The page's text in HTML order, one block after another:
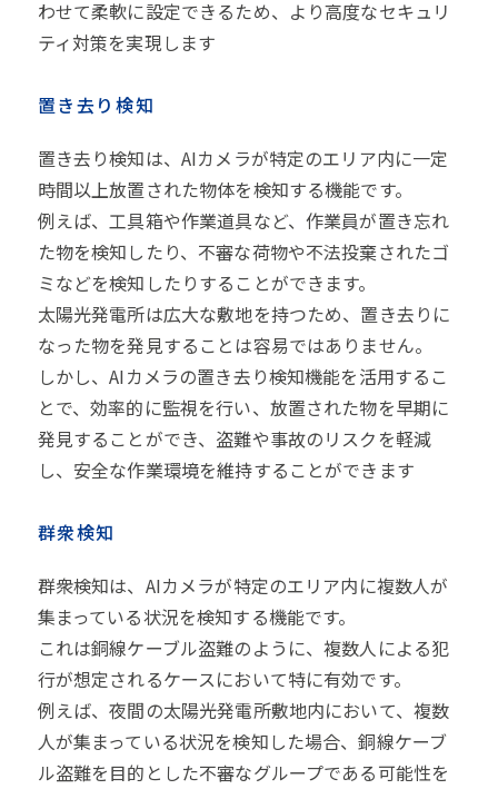
わせて柔軟に設定できるため、より高度なセキュリ
ティ対策を実現します
置き去り検知
置き去り検知は、AIカメラが特定のエリア内に一定
時間以上放置された物体を検知する機能です。
例えば、工具箱や作業道具など、作業員が置き忘れ
た物を検知したり、不審な荷物や不法投棄されたゴ
ミなどを検知したりすることができます。
太陽光発電所は広大な敷地を持つため、置き去りに
なった物を発見することは容易ではありません。
しかし、AIカメラの置き去り検知機能を活用するこ
とで、効率的に監視を行い、放置された物を早期に
発見することができ、盗難や事故のリスクを軽減
し、安全な作業環境を維持することができます
群衆検知
群衆検知は、AIカメラが特定のエリア内に複数人が
集まっている状況を検知する機能です。
これは銅線ケーブル盗難のように、複数人による犯
行が想定されるケースにおいて特に有効です。
例えば、夜間の太陽光発電所敷地内において、複数
人が集まっている状況を検知した場合、銅線ケーブ
ル盗難を目的とした不審なグループである可能性を